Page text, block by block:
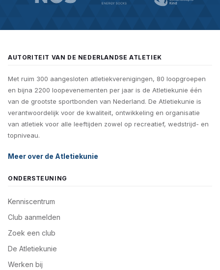
AUTORITEIT VAN DE NEDERLANDSE ATLETIEK
Met ruim 300 aangesloten atletiekverenigingen, 80 loopgroepen
en bijna 2200 loopevenementen per jaar is de Atletiekunie één
van de grootste sportbonden van Nederland. De Atletiekunie is
verantwoordelijk voor de kwaliteit, ontwikkeling en organisatie
van atletiek voor alle leeftijden zowel op recreatief, wedstrijd- en
topniveau.
Meer over de Atletiekunie
ONDERSTEUNING
Kenniscentrum
Club aanmelden
Zoek een club
De Atletiekunie
Werken bij